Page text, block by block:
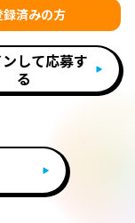
録済みの方
して応募す
る